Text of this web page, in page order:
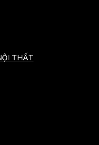
THẤT